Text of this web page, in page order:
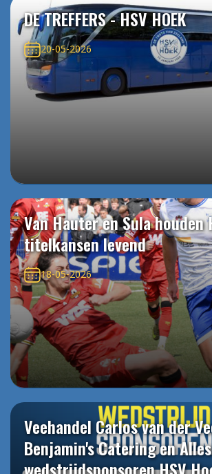
DE TREFFERS - HSV HOEK
20-05-2026
Van Hauter en Sula houden
titelkansen levend
18-05-2026
Veehandel Carlos van der
Benjamin's Catering en